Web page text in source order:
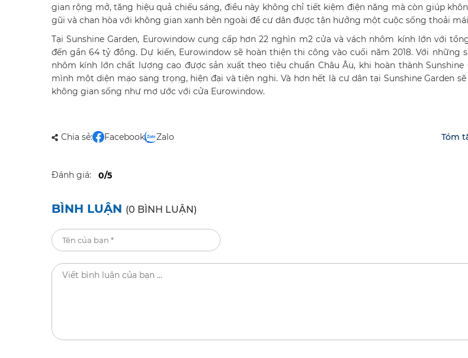
gian rộng mở, tăng hiệu quả chiếu sáng, điều này không chỉ tiết kiệm điện năng mà còn giúp
gũi và chan hòa với không gian xanh bên ngoài để cư dân được tận hưởng một cuộc sống thoải
Tại Sunshine Garden, Eurowindow cung cấp hơn 22 nghìn m2 cửa và vách nhôm kính lớn với
đến gần 64 tỷ đồng. Dự kiến, Eurowindow sẽ hoàn thiện thi công vào cuối năm 2018. Với những
nhôm kính lớn chất lượng cao được sản xuất theo tiêu chuẩn Châu Âu, khi hoàn thành Sunshine
mình một diện mạo sang trọng, hiện đại và tiện nghi. Và hơn hết là cư dân tại Sunshine Garden
không gian sống như mơ ước với cửa Eurowindow.
Chia sẻ: Facebook Zalo Tóm
Đánh giá: 0/5
BÌNH LUẬN (0 BÌNH LUẬN)